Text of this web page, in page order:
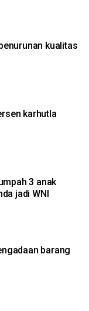
kualitas
karhutla
3 anak
jadi WNI
barang